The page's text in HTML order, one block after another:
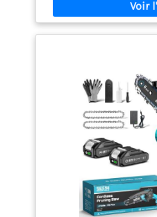
même aux bûches les
tronçonneuses sans
élagage, un camping
simplicité. Toujours
deux batteries
tronconneuse a
minutes d'autonomie.
tous vos travaux de
simplicité, sans vous
protection contre les
prolonge la durée de
est également
Makita. Lubrification
les fuites d'huile !
lubrification
tronconneuses